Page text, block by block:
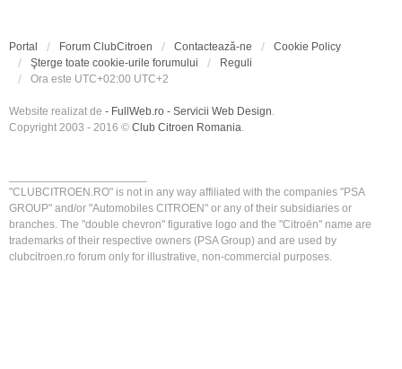
Portal Forum ClubCitroen Contactează-ne
Cookie Policy
Şterge toate cookie-urile forumului
Reguli
Ora este UTC+02:00 UTC+2
Website realizat de - FullWeb.ro - Servicii Web Design.
Copyright 2003 - 2016 © Club Citroen Romania.
"CLUBCITROEN.RO" is not in any way affiliated with the companies "PSA
GROUP" and/or "Automobiles CITROEN" or any of their subsidiaries or
branches. The "double chevron" figurative logo and the "Citroën" name are
trademarks of their respective owners (PSA Group) and are used by
clubcitroen.ro forum only for illustrative, non-commercial purposes.